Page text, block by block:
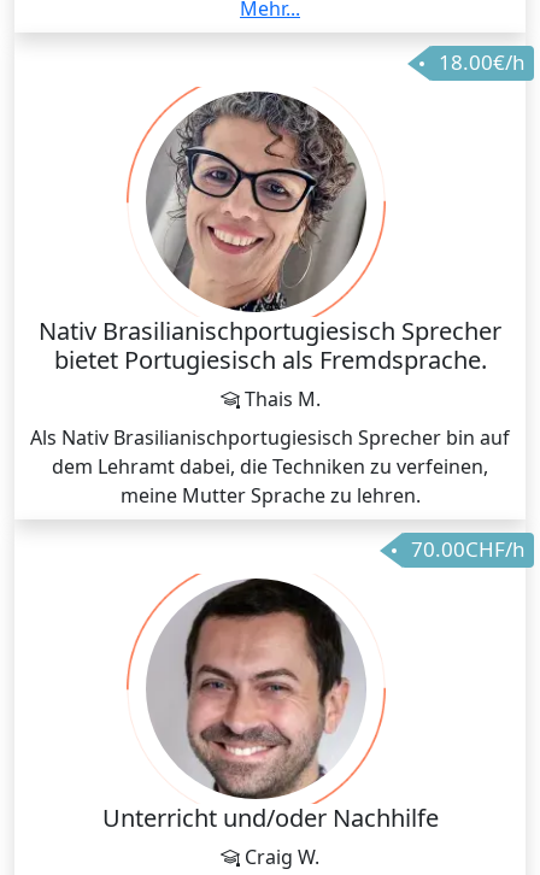
der Portugiesischen Sprache als Online-
Fremdsprachenlehrer.
Mehr...
18.00€/h
Nativ Brasilianischportugiesisch Sprecher
bietet Portugiesisch als Fremdsprache.
Thais M.
Als Nativ Brasilianischportugiesisch Sprecher bin auf
dem Lehramt dabei, die Techniken zu verfeinen,
meine Mutter Sprache zu lehren.
70.00CHF/h
Unterricht und/oder Nachhilfe
Craig W.